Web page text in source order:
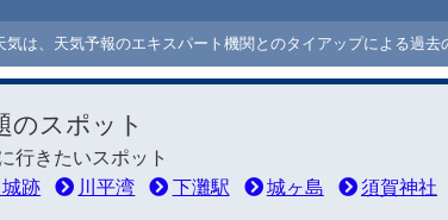
は、天気予報のエキスパート機関とのタイアップによる過去
のスポット
行きたいスポット
城跡
川平湾 下灘駅 城ヶ島 須賀神社